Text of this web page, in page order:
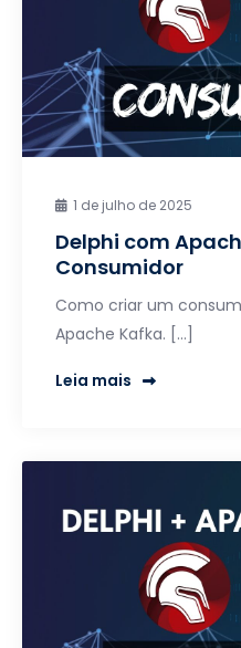
1 de julho de 2025
Delphi com
Consumidor
Como criar um
Apache Kafka. […]
Leia mais